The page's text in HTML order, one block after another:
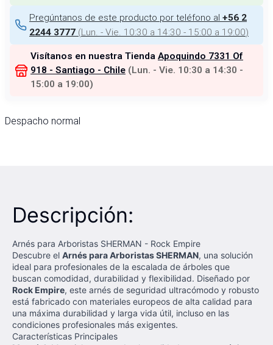
Pregúntanos de este producto por teléfono al +56 2
2244 3777 (Lun. - Vie. 10:30 a 14:30 - 15:00 a 19:00)
Visítanos en nuestra Tienda Apoquindo 7331 Of
918 - Santiago - Chile (Lun. - Vie. 10:30 a 14:30 -
15:00 a 19:00)
Despacho normal
Descripción:
Arnés para Arboristas SHERMAN - Rock Empire
Descubre el Arnés para Arboristas SHERMAN, una solución
ideal para profesionales de la escalada de árboles que
buscan comodidad, durabilidad y flexibilidad. Diseñado por
Rock Empire, este arnés de seguridad ultracómodo y robusto
está fabricado con materiales europeos de alta calidad para
una máxima durabilidad y larga vida útil, incluso en las
condiciones profesionales más exigentes.
Características Principales